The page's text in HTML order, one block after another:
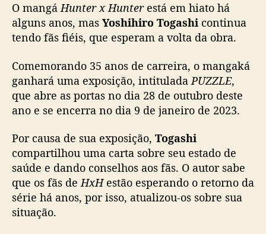
h
i
,
t
o
r
d
H
u
n
e
r
O mangáHunter x Hunterestá em hiato há
alguns anos, mas Yoshihiro Togashi continua
tendo fãs fiéis, que esperam a volta da obra.
Comemorando 35 anos de carreira, o mangaká
ganhará uma exposição, intituladaPUZZLE,
que abre as portas no dia 28 de outubro deste
ano e se encerra no dia 9 de janeiro de 2023.
Por causa de sua exposição, Togashi
compartilhou uma carta sobre seu estado de
saúde e dando conselhos aos fãs. O autor sabe
que os fãs deHxHestão esperando o retorno da
série há anos, por isso, atualizou-os sobre sua
situação.